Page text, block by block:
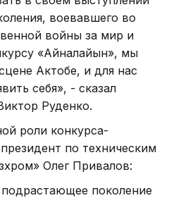
воевавшего во
войны за мир и
«Айналайын», мы
Актобе, и для нас
себя», - сказал
Руденко.
роли конкурса-
по техническим
Олег Привалов:
поколение